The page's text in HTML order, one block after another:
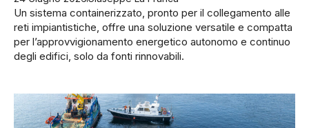
Un sistema containerizzato, pronto per il collegamento alle
reti impiantistiche, offre una soluzione versatile e compatta
per l’approvvigionamento energetico autonomo e continuo
degli edifici, solo da fonti rinnovabili.